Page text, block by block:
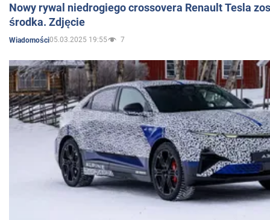
Nowy rywal niedrogiego crossovera Renault Tesla
środka. Zdjęcie
Wiadomości05.03.2025 19:55 7